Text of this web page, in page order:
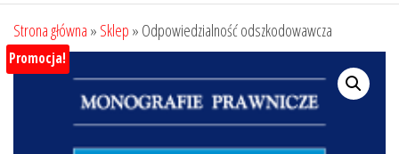
Strona główna » Sklep » Odpowiedzialność odszkodowawcza
Promocja!